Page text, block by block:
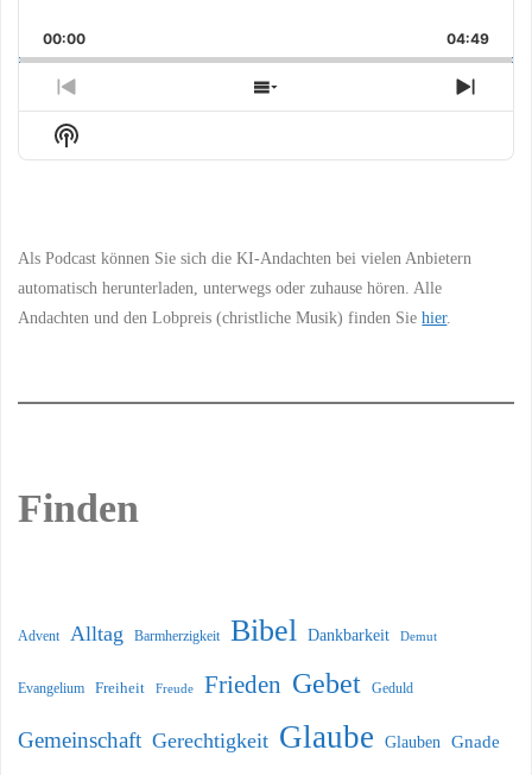
Rate
Forward
00:00 04:49
Previous
Episode
Show
Episodes
Next
Show
Podcast
Als Podcast können Sie sich die KI-Andachten bei vielen Anbietern
automatisch herunterladen, unterwegs oder zuhause hören. Alle
Andachten und den Lobpreis (christliche Musik) finden Siehier.
Finden
Advent Alltag Barmherzigkeit Bibel Dankbarkeit Demut
Evangelium Freiheit Freude Frieden Gebet Geduld
Gemeinschaft Gerechtigkeit Glaube Glauben Gnade